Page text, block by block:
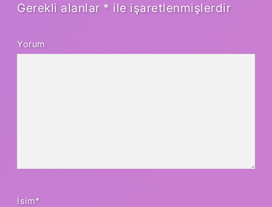
Gerekli alanlar * ile işaretlenmişlerdir
Yorum
İsim*